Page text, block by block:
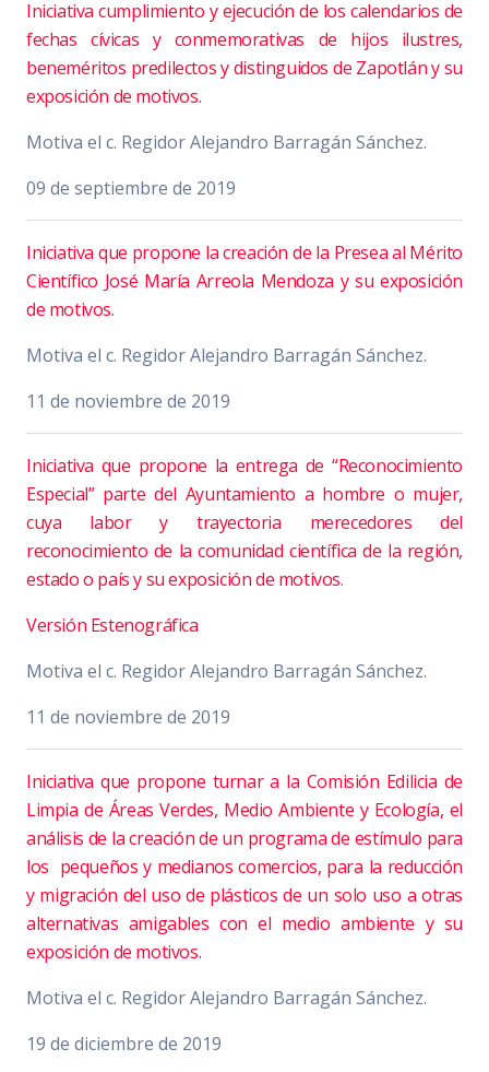
Iniciativa cumplimiento y ejecución de los calendarios de
fechas cívicas y conmemorativas de hijos ilustres,
beneméritos predilectos y distinguidos de Zapotlán y su
exposición de motivos.
Motiva el c. Regidor Alejandro Barragán Sánchez.
09 de septiembre de 2019
Iniciativa que propone la creación de la Presea al Mérito
Científico José María Arreola Mendoza y su exposición
de motivos.
Motiva el c. Regidor Alejandro Barragán Sánchez.
11 de noviembre de 2019
Iniciativa que propone la entrega de “Reconocimiento
Especial” parte del Ayuntamiento a hombre o mujer,
cuya labor y trayectoria merecedores del
reconocimiento de la comunidad científica de la región,
estado o país y su exposición de motivos.
Versión Estenográfica
Motiva el c. Regidor Alejandro Barragán Sánchez.
11 de noviembre de 2019
Iniciativa que propone turnar a la Comisión Edilicia de
Limpia de Áreas Verdes, Medio Ambiente y Ecología, el
análisis de la creación de un programa de estímulo para
los pequeños y medianos comercios, para la reducción
y migración del uso de plásticos de un solo uso a otras
alternativas amigables con el medio ambiente y su
exposición de motivos.
Motiva el c. Regidor Alejandro Barragán Sánchez.
19 de diciembre de 2019